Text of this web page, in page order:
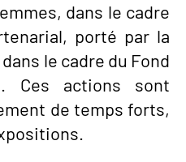
dans le cadre
porté par la
le cadre du Fond
Ces actions sont
de temps forts,